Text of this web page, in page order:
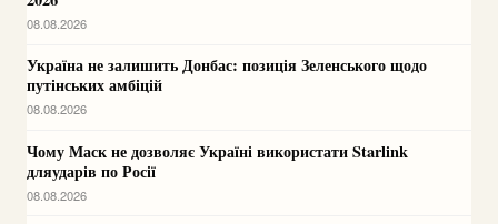
08.08.2026
Україна не залишить Донбас: позиція Зеленського щодо
путінських амбіцій
08.08.2026
Чому Маск не дозволяє Україні використати Starlink
дляударів по Росії
08.08.2026